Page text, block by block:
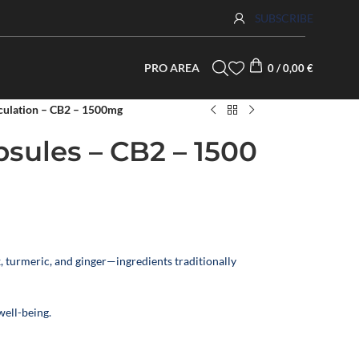
SUBSCRIBE
PRO AREA 0/ 0,00€
– CB2 – 1500mg
– CB2 – 1500
turmeric, and ginger—ingredients traditionally
being.